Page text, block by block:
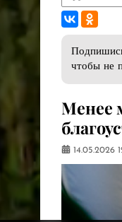
чтобы не
Менее
14.05.2026